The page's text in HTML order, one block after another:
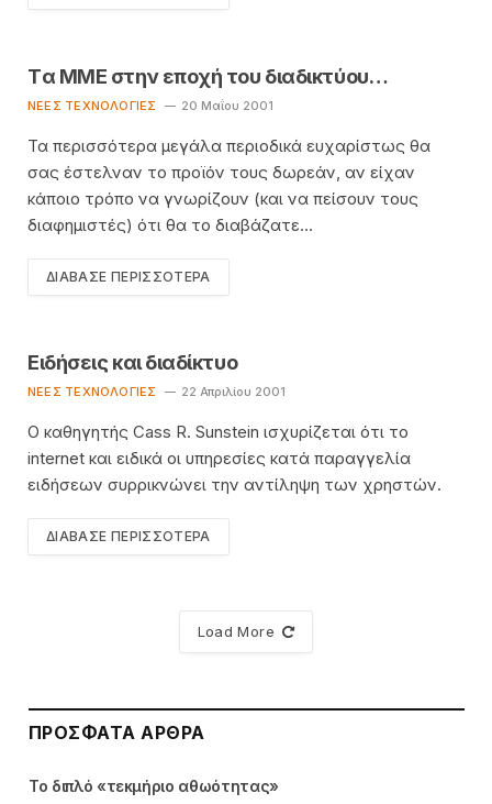
Tα MME στην εποχή του διαδικτύου…
ΝΈΕΣ ΤΕΧΝΟΛΟΓΊΕΣ 20 Μαΐου 2001
Τα περισσότερα μεγάλα περιοδικά ευχαρίστως θα
σας έστελναν το προϊόν τους δωρεάν, αν είχαν
κάποιο τρόπο να γνωρίζουν (και να πείσουν τους
διαφημιστές) ότι θα το διαβάζατε…
ΔΙΆΒΑΣΕ ΠΕΡΙΣΣΌΤΕΡΑ
Ειδήσεις και διαδίκτυο
ΝΈΕΣ ΤΕΧΝΟΛΟΓΊΕΣ 22 Απριλίου 2001
Ο καθηγητής Cass R. Sunstein ισχυρίζεται ότι το
internet και ειδικά οι υπηρεσίες κατά παραγγελία
ειδήσεων συρρικνώνει την αντίληψη των χρηστών.
ΔΙΆΒΑΣΕ ΠΕΡΙΣΣΌΤΕΡΑ
Load More
ΠΡΌΣΦΑΤΑ ΆΡΘΡΑ
Το διπλό «τεκμήριο αθωότητας»